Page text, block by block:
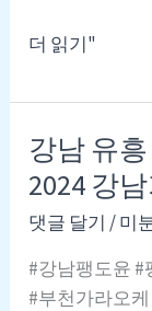
동
강
가
오
케
3210〉
더 읽기"
강남 유
2024 강
댓글 달기 /미
#강남팽도윤
#부천가라오